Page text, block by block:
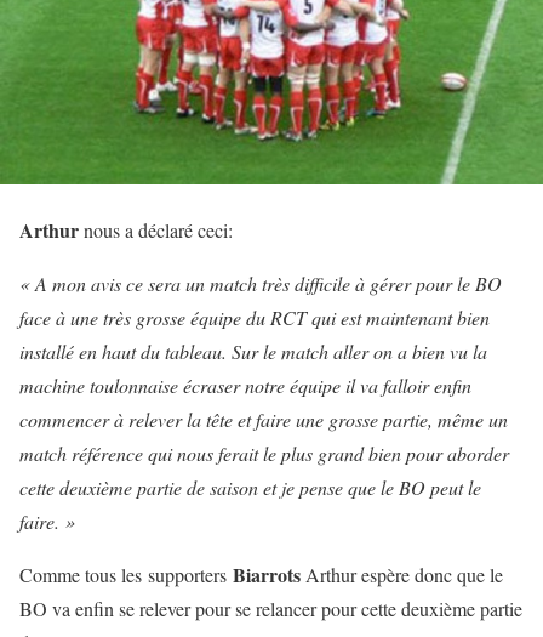
Arthurnous a déclaré ceci:
« A mon avis ce sera un match très difficile à gérer pour le BO
face à une très grosse équipe du RCT qui est maintenant bien
installé en haut du tableau. Sur le match aller on a bien vu la
machine toulonnaise écraser notre équipe il va falloir enfin
commencer à relever la tête et faire une grosse partie, même un
match référence qui nous ferait le plus grand bien pour aborder
cette deuxième partie de saison et je pense que le BO peut le
faire. »
Comme tous les supporters BiarrotsArthur espère donc que le
BO va enfin se relever pour se relancer pour cette deuxième partie